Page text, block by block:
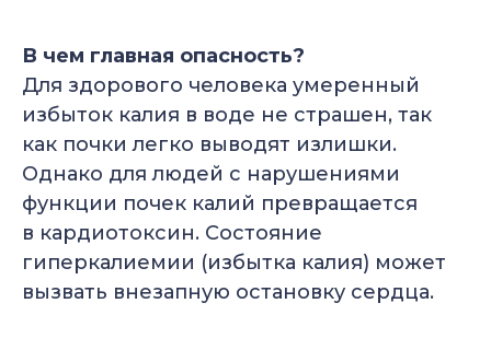
В чем главная опасность?
Для здорового человека умеренный
избыток калия в воде не страшен, так
как почки легко выводят излишки.
Однако для людей с нарушениями
функции почек калий превращается
в кардиотоксин. Состояние
гиперкалиемии (избытка калия) может
вызвать внезапную остановку сердца.